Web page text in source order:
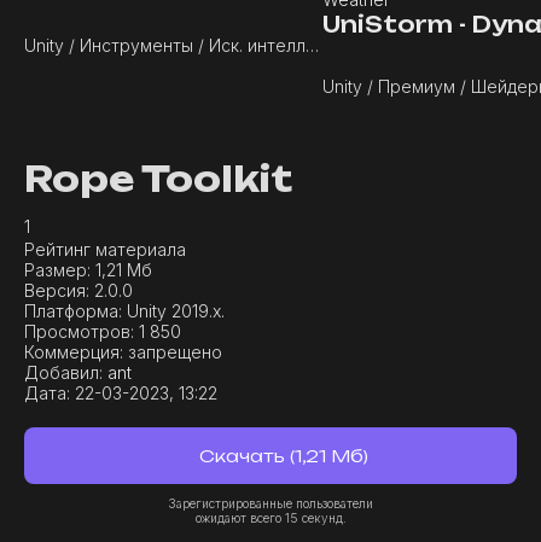
Unity / Инструменты / Иск. интеллект
Rope Toolkit
1
Рейтинг материала
Размер: 1,21 Мб
Версия: 2.0.0
Платформа: Unity 2019.x.
Просмотров: 1 850
Коммерция: запрещено
Добавил: ant
Дата: 22-03-2023, 13:22
Скачать (1,21 Мб)
Зарегистрированные пользователи
ожидают всего 15 секунд.